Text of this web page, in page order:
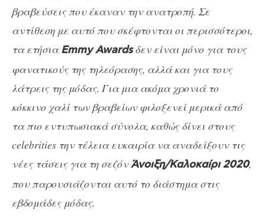
βραβεύσεις που έκαναν την ανατροπή. Σε
αντίθεση με αυτό που σκέφτονται οι περισσότεροι,
τα ετήσιαEmmy Awardsδεν είναι μόνο για τους
φανατικούς της τηλεόρασης, αλλά και για τους
λάτρεις της μόδας. Για μια ακόμα χρονιά το
κόκκινο χαλί των βραβείων φιλοξενεί μερικά από
τα πιο εντυπωσιακά σύνολα, καθώς δίνει στους
celebrities την τέλεια ευκαιρία να αναδείξουν τις
νέες τάσεις για τη σεζόνΆνοιξη/Καλοκαίρι 2020,
που παρουσιάζονται αυτό το διάστημα στις
εβδομάδες μόδας.